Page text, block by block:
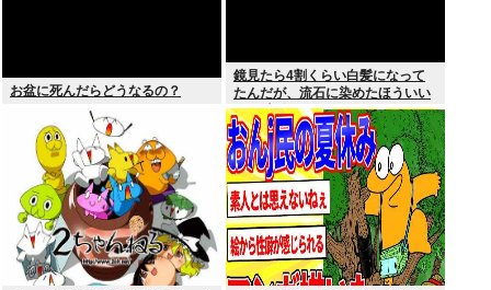
お盆に死んだらどうなるの？
鏡見たら4割くらい白髪になって
たんだが、流石に染めたほういい
の ？半分おじいちゃんでドン引き
したわ